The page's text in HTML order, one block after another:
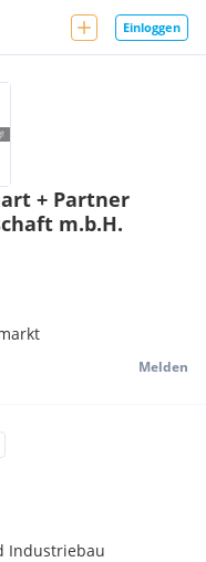
Einloggen
+ Partner
m.b.H.
Melden
Industriebau